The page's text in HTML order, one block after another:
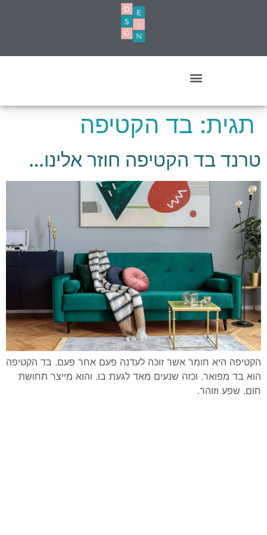
תגית: בד הקטיפה
טרנד בד הקטיפה חוזר אלינו…
הקטיפה היא חומר אשר זוכה לעדנה פעם אחר פעם. בד הקטיפה
הוא בד מפואר. וכזה שנעים מאד לגעת בו. והוא מייצר תחושת
חום. שפע וזוהר.